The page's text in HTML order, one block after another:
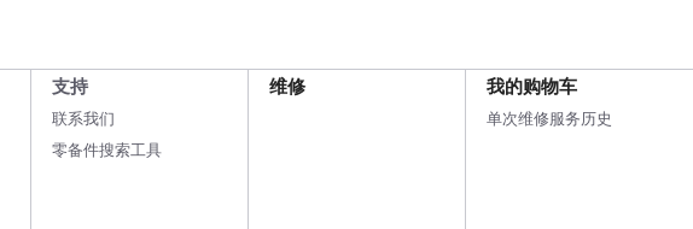
支持
联系我们
零备件搜索工具
维修 我的购物车
单次维修服务历史